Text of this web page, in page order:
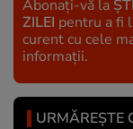
Abonați-vă la
ZILEI pentru a fi
curent cu cele
informații.
URMĂREȘTE